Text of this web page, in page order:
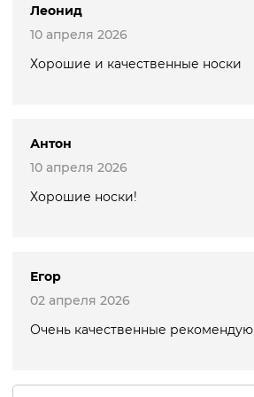
Леонид
10 апреля 2026
Хорошие и качественные носки
Антон
10 апреля 2026
Хорошие носки!
Егор
02 апреля 2026
Очень качественные рекомендую